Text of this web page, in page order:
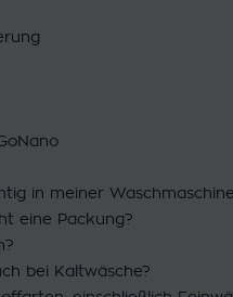
in meiner
eine Packung?
bei Kaltwäsche?